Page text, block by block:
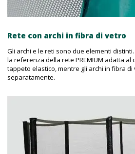
Rete con archi in fibra di vetro
Gli archi e le reti sono due elementi
la referenza della rete PREMIUM adatta al
tappeto elastico, mentre gli archi in fibra
separatamente.